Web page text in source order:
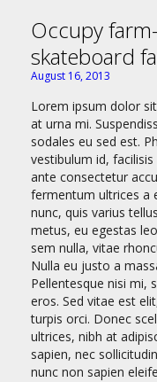
Occupy
skateboard
August 16, 2013
Lorem ipsum dolor
at urna mi.
sodales eu sed est.
vestibulum id,
ante consectetur
fermentum ultrices a
nunc, quis varius
metus, eu egestas
sem nulla, vitae
Nulla eu justo a
Pellentesque nisi mi,
eros. Sed vitae est
turpis orci. Donec
ultrices, nibh at
sapien, nec
nunc non sapien